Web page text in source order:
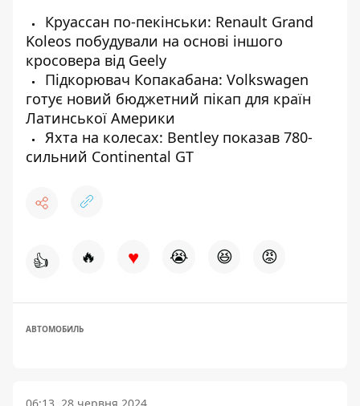
Круассан по-пекінськи: Renault Grand
Koleos побудували на основі іншого
кросовера від Geely
Підкорювач Копакабана: Volkswagen
готує новий бюджетний пікап для країн
Латинської Америки
Яхта на колесах: Bentley показав 780-
сильний Continental GT
👍 🔥 ♥ 😭 😆 😡
АВТОМОБИЛЬ